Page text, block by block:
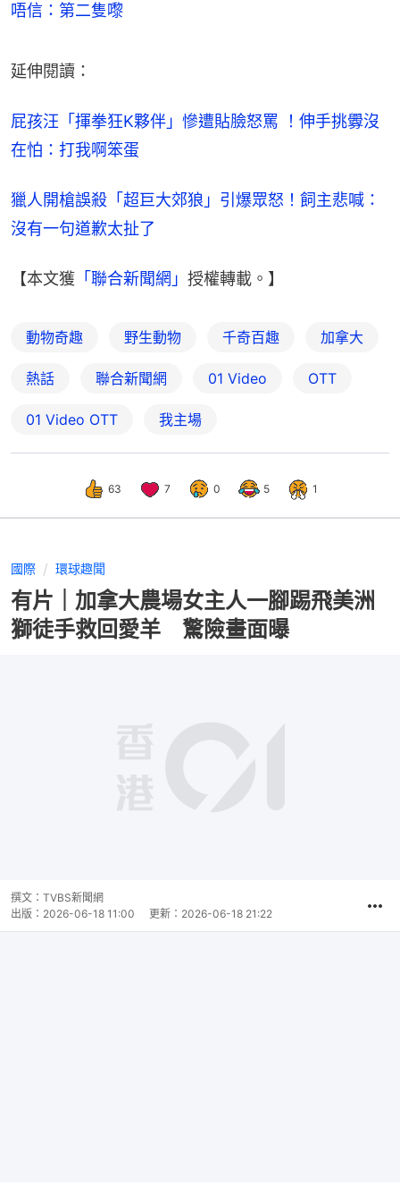
唔信：第二隻嚟
延伸閱讀：
屁孩汪「揮拳狂K夥伴」慘遭貼臉怒罵 ！伸手挑釁沒
在怕：打我啊笨蛋
獵人開槍誤殺「超巨大郊狼」引爆眾怒！飼主悲喊：
沒有一句道歉太扯了
【本文獲 「聯合新聞網」 授權轉載。】
動物奇趣 野生動物 千奇百趣 加拿大
熱話 聯合新聞網 01 Video OTT
01‌ ‌Video‌ ‌OTT 我主場
63 7 0 5 1
國際 環球趣聞
有片｜加拿大農場女主人一腳踢飛美洲
獅徒手救回愛羊 驚險畫面曝
撰文： TVBS新聞網
出版： 2026-06-18 11:00 更新： 2026-06-18 21:22